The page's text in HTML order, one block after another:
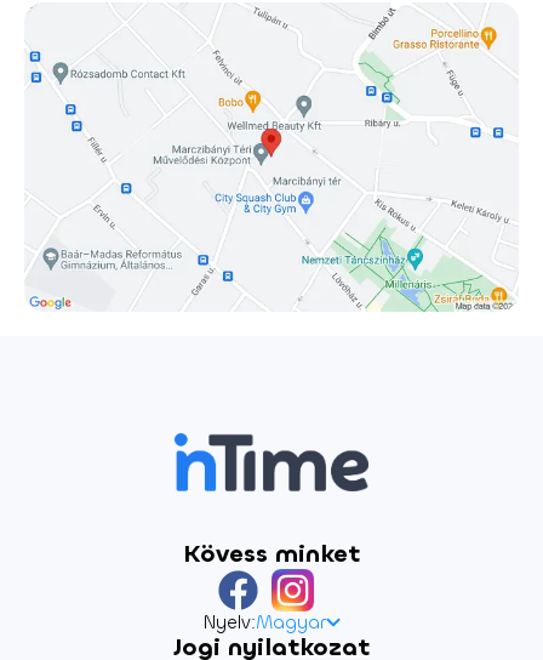
ellenség sohasem alszik. Se képletesen, se szó szerint."
Lengyel Tamás produkció Az előadást 14 éves kor felett
ajánljuk. ⌛Az előadás hossza: 80 perc, szünet nélkül.
Audiovisual-gagmen: Beke Dániel, Praznovszky Dániel Szily
László azonos című regénye alapján írta és rendezte:
Horváth János Antal
Kövess minket
Nyelv:Magyar
Jogi nyilatkozat